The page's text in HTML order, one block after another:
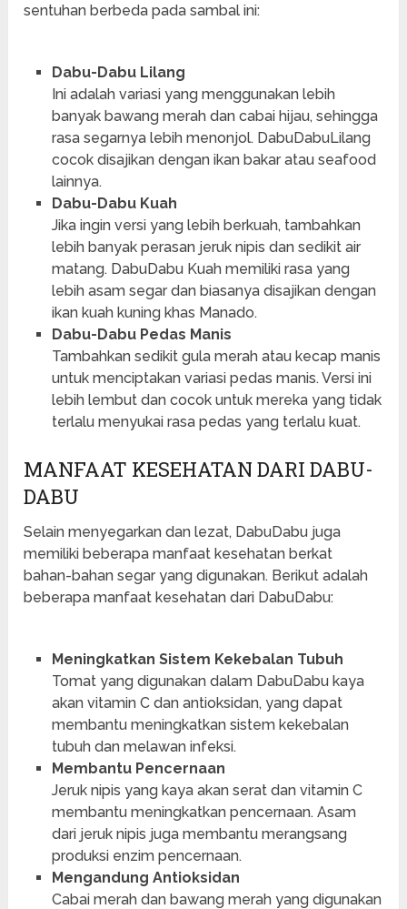
sentuhan berbeda pada sambal ini:
Dabu-Dabu Lilang
Ini adalah variasi yang menggunakan lebih
banyak bawang merah dan cabai hijau, sehingga
rasa segarnya lebih menonjol. DabuDabuLilang
cocok disajikan dengan ikan bakar atau seafood
lainnya.
Dabu-Dabu Kuah
Jika ingin versi yang lebih berkuah, tambahkan
lebih banyak perasan jeruk nipis dan sedikit air
matang. DabuDabu Kuah memiliki rasa yang
lebih asam segar dan biasanya disajikan dengan
ikan kuah kuning khas Manado.
Dabu-Dabu Pedas Manis
Tambahkan sedikit gula merah atau kecap manis
untuk menciptakan variasi pedas manis. Versi ini
lebih lembut dan cocok untuk mereka yang tidak
terlalu menyukai rasa pedas yang terlalu kuat.
MANFAAT KESEHATAN DARI DABU-
DABU
Selain menyegarkan dan lezat, DabuDabu juga
memiliki beberapa manfaat kesehatan berkat
bahan-bahan segar yang digunakan. Berikut adalah
beberapa manfaat kesehatan dari DabuDabu:
Meningkatkan Sistem Kekebalan Tubuh
Tomat yang digunakan dalam DabuDabu kaya
akan vitamin C dan antioksidan, yang dapat
membantu meningkatkan sistem kekebalan
tubuh dan melawan infeksi.
Membantu Pencernaan
Jeruk nipis yang kaya akan serat dan vitamin C
membantu meningkatkan pencernaan. Asam
dari jeruk nipis juga membantu merangsang
produksi enzim pencernaan.
Mengandung Antioksidan
Cabai merah dan bawang merah yang digunakan